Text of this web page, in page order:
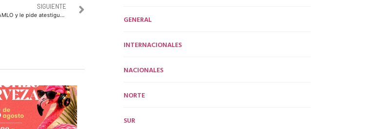
SIGUIENTE
Juan Gabriel envía cartas a AMLO y le pide atestiguar su reaparición GENERAL
INTERNACIONALES
NACIONALES
NORTE
SUR